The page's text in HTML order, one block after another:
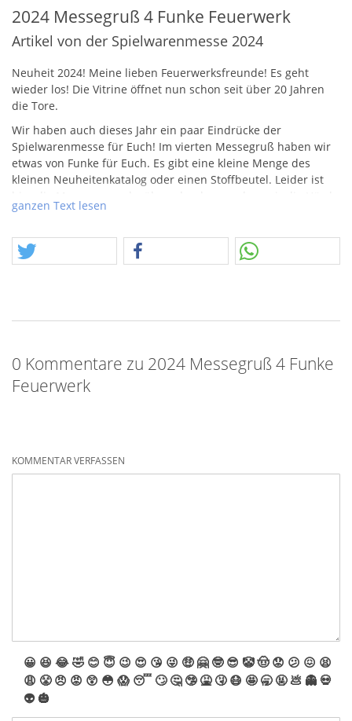
2024 Messegruß 4 Funke Feuerwerk
Artikel von der Spielwarenmesse 2024
Neuheit 2024! Meine lieben Feuerwerksfreunde! Es geht
wieder los! Die Vitrine öffnet nun schon seit über 20 Jahren
die Tore.
Wir haben auch dieses Jahr ein paar Eindrücke der
Spielwarenmesse für Euch! Im vierten Messegruß haben wir
etwas von Funke für Euch. Es gibt eine kleine Menge des
kleinen Neuheitenkatalog oder einen Stoffbeutel. Leider ist
etwas höher ansetzen müssen.
Dieser Gratisartikel ist ab 250 Euro bestellbar. Jeder
Messegruß kann nur einmal pro Kunde bestellt werden,
damit möglichst Viele in den Genuß kommen.
ganzen Text lesen
0 Kommentare zu 2024 Messegruß 4 Funke
Feuerwerk
KOMMENTAR VERFASSEN
😀 😆 😂🤣 😊 😇 😉 😍 😘 😜 🤑 🤗 🤓 😎 🤡🤠 😟 😕 😖 😫
😩 😤 😠 😡 😲 😳 😱 😴 🙄 🤔 🤥 🤮 🤧 😷 🤩 🥱 🤬 💩 👻 💀
👽 🎃